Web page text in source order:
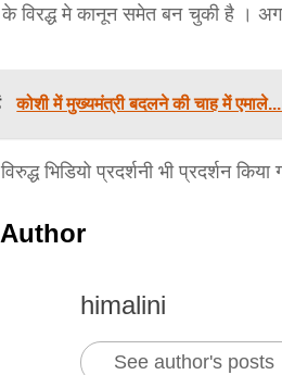
के विरद्ध मे कानून समेत बन चुकी है ।
कोशी में मुख्यमंत्री बदलने की चाह में
भिडियो प्रदर्शनी भी प्रदर्शन किया
himalini
See author's posts